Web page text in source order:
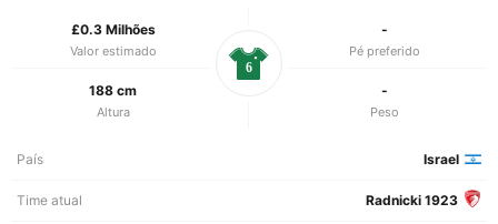
£0.3 Milhões
Valor estimado
-
Pé preferido
188 cm
Altura
-
Peso
6
País Israel
Time atual Radnicki 1923